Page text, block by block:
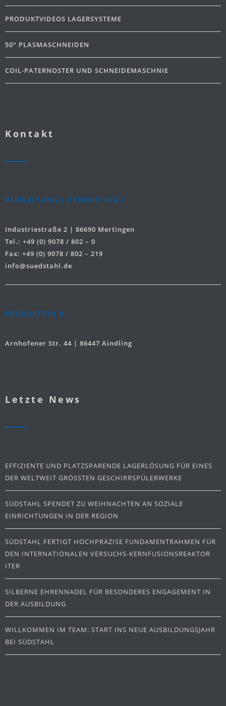
PRODUKTVIDEOS LAGERSYSTEME
50° PLASMASCHNEIDEN
COIL-PATERNOSTER UND SCHNEIDEMASCHNIE
Kontakt
VERWALTUNG | PRODUKTION I
Industriestraße 2 | 86690 Mertingen
Tel.: +49 (0) 9078 / 802 – 0
Fax: +49 (0) 9078 / 802 – 219
info@suedstahl.de
PRODUKTION II
Arnhofener Str. 44 | 86447 Aindling
Letzte News
EFFIZIENTE UND PLATZSPARENDE LAGERLÖSUNG FÜR EINES
DER WELTWEIT GRÖSSTEN GESCHIRRSPÜLERWERKE
SÜDSTAHL SPENDET ZU WEIHNACHTEN AN SOZIALE
EINRICHTUNGEN IN DER REGION
SÜDSTAHL FERTIGT HOCHPRÄZISE FUNDAMENTRAHMEN FÜR
DEN INTERNATIONALEN VERSUCHS-KERNFUSIONSREAKTOR
ITER
SILBERNE EHRENNADEL FÜR BESONDERES ENGAGEMENT IN
DER AUSBILDUNG
WILLKOMMEN IM TEAM: START INS NEUE AUSBILDUNGSJAHR
BEI SÜDSTAHL